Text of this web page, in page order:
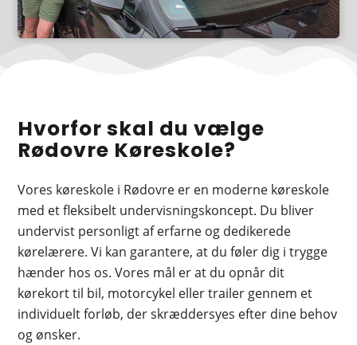
Hvorfor skal du vælge
Rødovre Køreskole?
Vores køreskole i Rødovre er en moderne køreskole
med et fleksibelt undervisningskoncept. Du bliver
undervist personligt af erfarne og dedikerede
kørelærere. Vi kan garantere, at du føler dig i trygge
hænder hos os. Vores mål er at du opnår dit
kørekort til bil, motorcykel ellertrailer gennem et
individuelt forløb, der skræddersyes efter dine behov
og ønsker.